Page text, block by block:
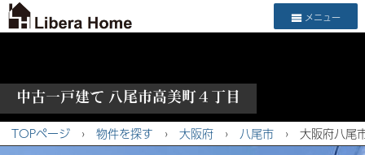
メニュー
中古一戸建て 八尾市高美町４丁目
TOPページ › 物件を探す › 大阪府 › 八尾市 › 大阪府八尾